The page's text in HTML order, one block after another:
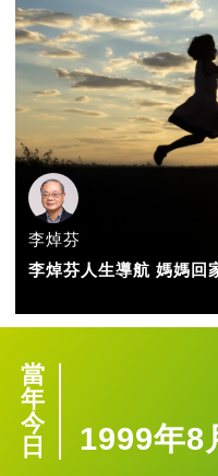
李焯芬
李焯芬人生導航 媽媽回
當
年
今
日
1999年8